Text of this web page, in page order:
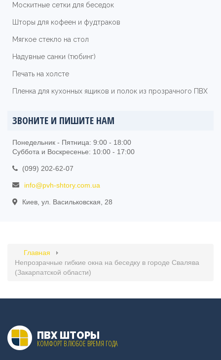
Москитные сетки для беседок
Шторы для кофеен и фудтраков
Мягкое стекло на стол
Надувные санки (тюбинг)
Печать на холсте
Пленка для кухонных ящиков и полок из прозрачного ПВХ
ЗВОНИТЕ И ПИШИТЕ НАМ
Понедельник - Пятница: 9:00 - 18:00
Суббота и Воскресенье: 10:00 - 17:00
(099) 202-62-07
info@pvh-shtory.com.ua
Киев, ул. Васильковская, 28
Главная
Непрозрачные гибкие окна на беседку в городе Свалява
(Закарпатской области)
ПВХ ШТОРЫ
КОМФОРТ В ЛЮБОЕ ВРЕМЯ ГОДА